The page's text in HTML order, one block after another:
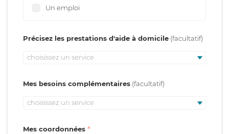
Un emploi
Précisez les prestations d'aide à domicile
choisissez un service
Mes besoins complémentaires
choisissez un service
Mes coordonnées